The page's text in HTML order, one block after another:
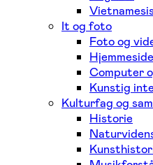
It og foto
Foto og
Computer
Kunstig
Kulturfag og
Historie